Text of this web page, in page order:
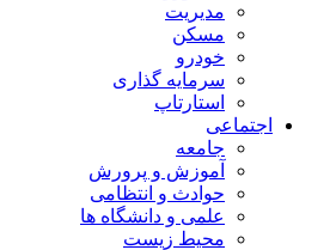
مدیریت
مسکن
خودرو
سرمایه گذاری
استارتاپ
اجتماعی
جامعه
آموزش و پرورش
حوادث و انتظامی
علمی و دانشگاه ها
محیط زیست